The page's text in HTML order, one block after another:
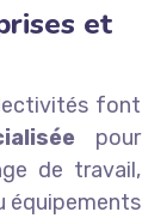
et
font
pour
de travail,
équipements